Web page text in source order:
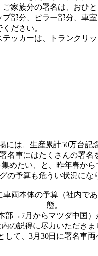
ご家族分の署名は、おひ
プ部分、ピラー部分、車
ださい。
ッカーは、トランクリッ
は、生産累計50万台記
名車にはたくさんの署名
たい、と、昨年春か
の予算も危うい状況にな
両本体の予算（社内
態。
→7月からマツダ中国
の説得に尽力いただき
て、3月30日に署名車両